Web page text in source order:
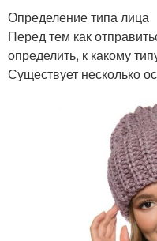
Определение типа лица
Перед тем как
определить, к какому
Существует несколько